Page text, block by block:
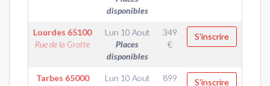
disponibles
Lourdes 65100
Rue de la Grotte
Lun 10 Aout
Places
disponibles
349
€
S'inscrire
Tarbes 65000
Lun 10 Aout
899
S'inscrire